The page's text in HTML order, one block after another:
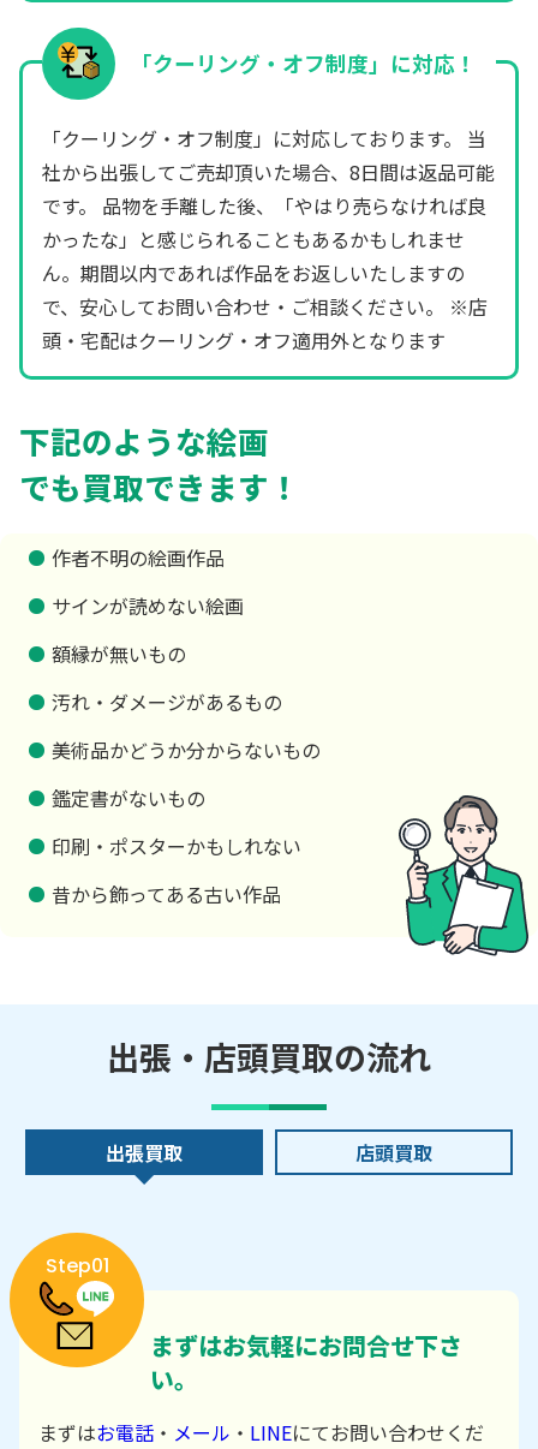
「クーリング・オフ制度」に対応！
「クーリング・オフ制度」に対応しております。 当
社から出張してご売却頂いた場合、8日間は返品可能
です。 品物を手離した後、「やはり売らなければ良
かったな」と感じられることもあるかもしれませ
ん。期間以内であれば作品をお返しいたしますの
で、安心してお問い合わせ・ご相談ください。 ※店
頭・宅配はクーリング・オフ適用外となります
下記のような絵画
でも買取できます！
作者不明の絵画作品
サインが読めない絵画
額縁が無いもの
汚れ・ダメージがあるもの
美術品かどうか分からないもの
鑑定書がないもの
印刷・ポスターかもしれない
昔から飾ってある古い作品
出張・店頭買取の流れ
出張買取 店頭買取
Step01
まずはお気軽にお問合せ下さ
い。
まずはお電話 ・ メール ・ LINEにてお問い合わせくだ